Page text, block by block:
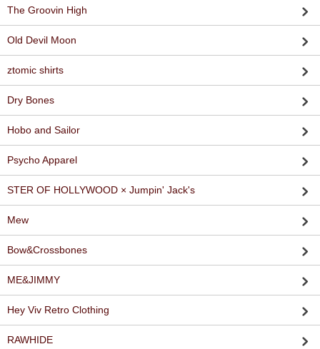
The Groovin High
Old Devil Moon
ztomic shirts
Dry Bones
Hobo and Sailor
Psycho Apparel
STER OF HOLLYWOOD × Jumpin' Jack's
Mew
Bow&Crossbones
ME&JIMMY
Hey Viv Retro Clothing
RAWHIDE